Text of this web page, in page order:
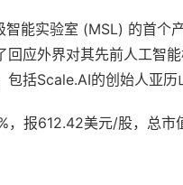
能实验室 (MSL) 的首个
应外界对其先前人工智
括Scale.AI的创始人亚历
，报612.42美元/股，总